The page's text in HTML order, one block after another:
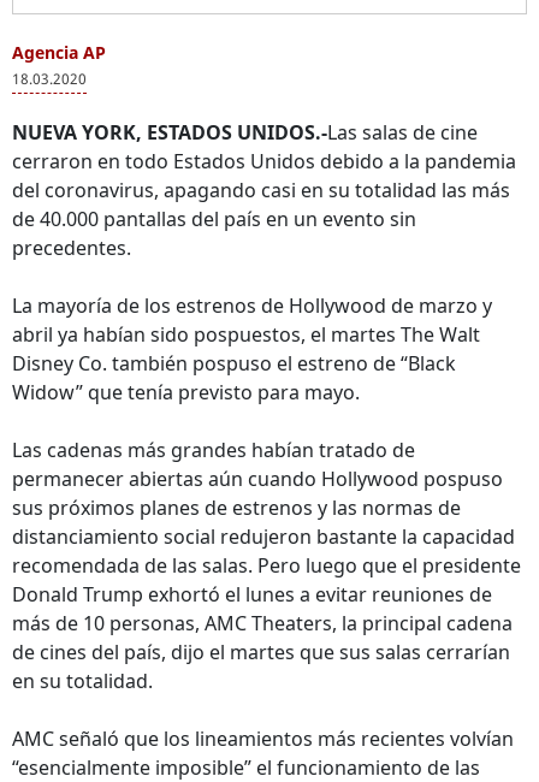
Agencia AP
18.03.2020
NUEVA YORK, ESTADOS UNIDOS.-Las salas de cine
cerraron en todo Estados Unidos debido a la pandemia
del coronavirus, apagando casi en su totalidad las más
de 40.000 pantallas del país en un evento sin
precedentes.
La mayoría de los estrenos de Hollywood de marzo y
abril ya habían sido pospuestos, el martes The Walt
Disney Co. también pospuso el estreno de “Black
Widow” que tenía previsto para mayo.
Las cadenas más grandes habían tratado de
permanecer abiertas aún cuando Hollywood pospuso
sus próximos planes de estrenos y las normas de
distanciamiento social redujeron bastante la capacidad
recomendada de las salas. Pero luego que el presidente
Donald Trump exhortó el lunes a evitar reuniones de
más de 10 personas, AMC Theaters, la principal cadena
de cines del país, dijo el martes que sus salas cerrarían
en su totalidad.
AMC señaló que los lineamientos más recientes volvían
“esencialmente imposible” el funcionamiento de las